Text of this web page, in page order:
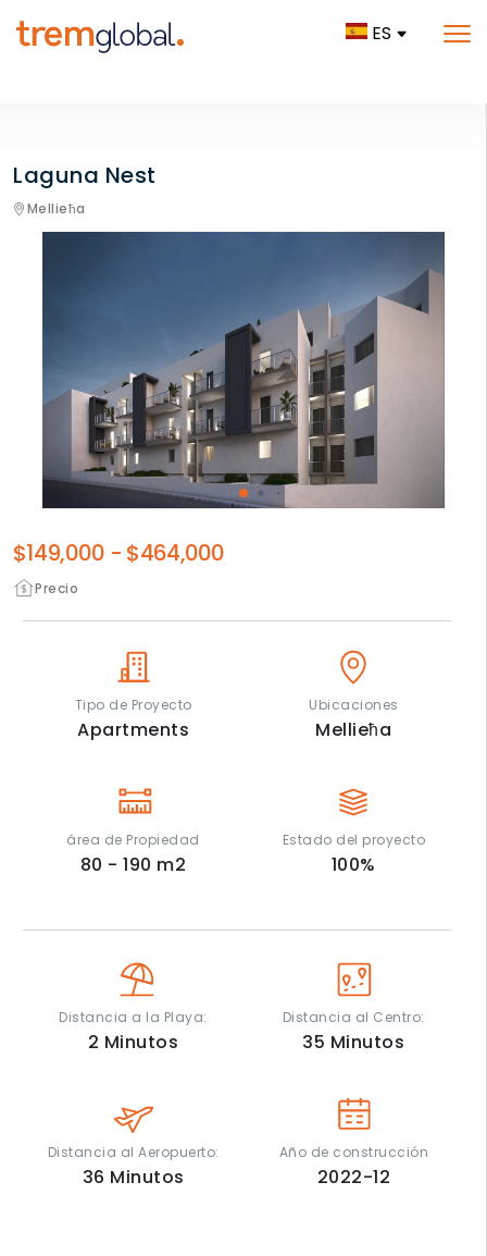
ES
Laguna Nest
Mellieħa
Precio
$149,000 - $464,000
Tipo de Proyecto
Apartments
Ubicaciones
Mellieħa
área de Propiedad
80 - 190 m2
Estado del proyecto
100%
Distancia a la Playa:
2 Minutos
Distancia al Centro:
35 Minutos
Distancia al Aeropuerto:
36 Minutos
Año de construcción
2022-12